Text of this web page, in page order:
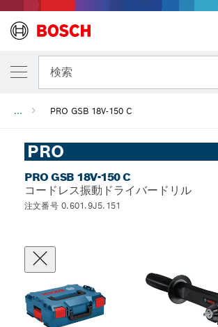
検索
... PRO GSB 18V-150 C
PRO
PRO GSB 18V-150 C
コードレス振動ドライバードリル
注文番号 0.601.9J5.151